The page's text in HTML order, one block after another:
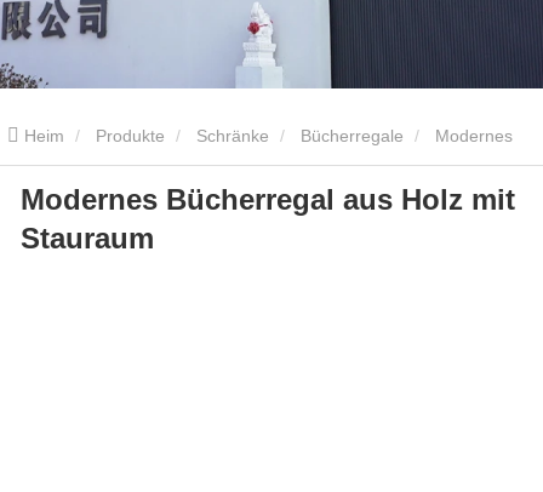
Heim Produkte Schränke Bücherregale
Bücherregal aus Holz mit Stauraum
Modernes Bücherregal aus Holz mit
Stauraum